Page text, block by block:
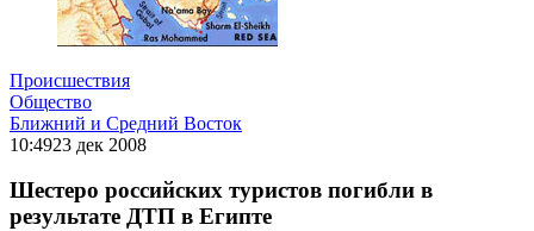
Происшествия
Общество
Ближний и Средний Восток
10:4923 дек 2008
Шестеро российских туристов погибли в
результате ДТП в Египте